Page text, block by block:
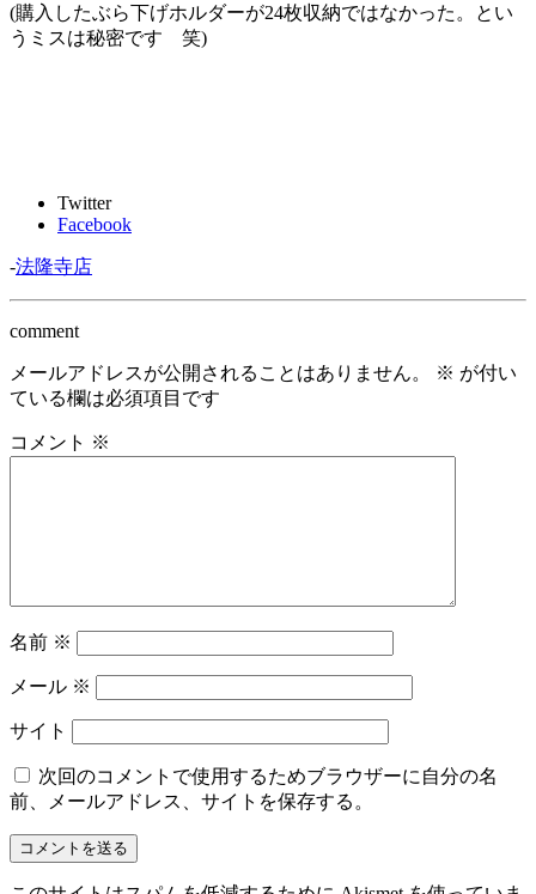
(購入したぶら下げホルダーが24枚収納ではなかった。とい
うミスは秘密です 笑)
Twitter
Facebook
-法隆寺店
comment
メールアドレスが公開されることはありません。 ※ が付い
ている欄は必須項目です
コメント ※
名前 ※
メール ※
サイト
次回のコメントで使用するためブラウザーに自分の名
前、メールアドレス、サイトを保存する。